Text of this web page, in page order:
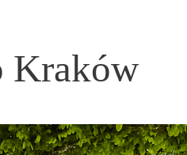
Kraków